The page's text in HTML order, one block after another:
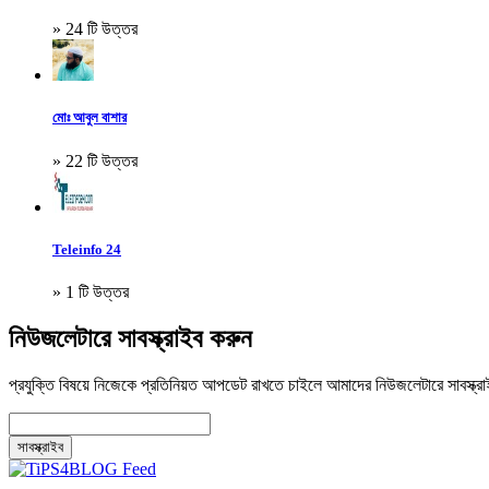
» 24 টি উত্তর
মোঃ আবুল বাশার
» 22 টি উত্তর
Teleinfo 24
» 1 টি উত্তর
নিউজলেটারে সাবস্ক্রাইব করুন
প্রযুক্তি বিষয়ে নিজেকে প্রতিনিয়ত আপডেট রাখতে চাইলে আমাদের নিউজলেটারে